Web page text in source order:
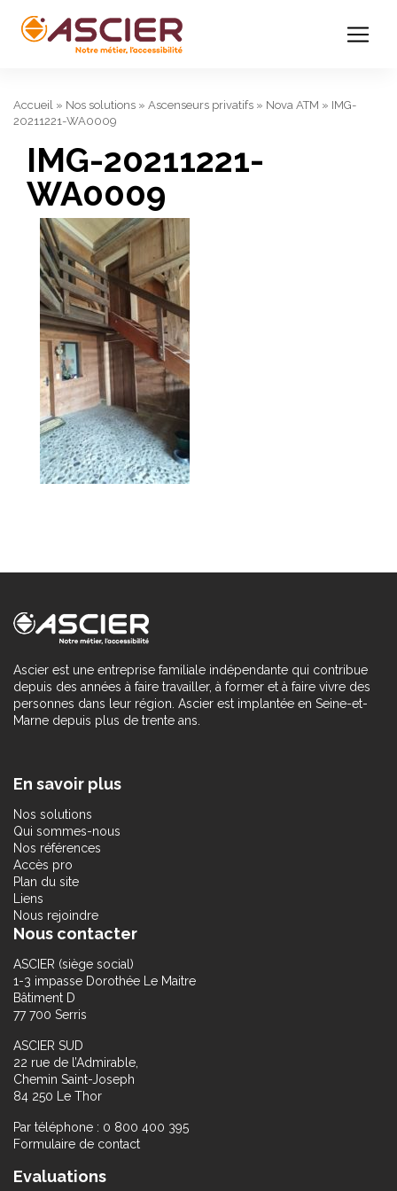
Accueil » Nos solutions » Ascenseurs privatifs » Nova ATM » IMG-
20211221-WA0009
IMG-20211221-
WA0009
Ascier est une entreprise familiale indépendante qui contribue
depuis des années à faire travailler, à former et à faire vivre des
personnes dans leur région. Ascier est implantée en Seine-et-
Marne depuis plus de trente ans.
En savoir plus
Nos solutions
Qui sommes-nous
Nos références
Accès pro
Plan du site
Liens
Nous rejoindre
Nous contacter
ASCIER (siège social)
1-3 impasse Dorothée Le Maitre
Bâtiment D
77 700 Serris
ASCIER SUD
22 rue de l’Admirable,
Chemin Saint-Joseph
84 250 Le Thor
Par téléphone : 0 800 400 395
Formulaire de contact
Evaluations